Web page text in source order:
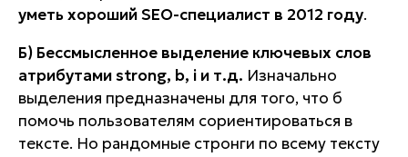
уметь хороший SEO-специалист в 2012 году.
Б) Бессмысленное выделение ключевых слов
атрибутами strong, b, i и т.д. Изначально
выделения предназначены для того, что б
помочь пользователям сориентироваться в
тексте. Но рандомные стронги по всему тексту